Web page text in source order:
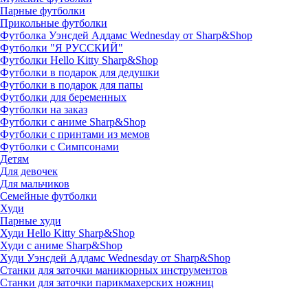
Парные футболки
Прикольные футболки
Футболка Уэнсдей Аддамс Wednesday от Sharp&Shop
Футболки "Я РУССКИЙ"
Футболки Hello Kitty Sharp&Shop
Футболки в подарок для дедушки
Футболки в подарок для папы
Футболки для беременных
Футболки на заказ
Футболки с аниме Sharp&Shop
Футболки с принтами из мемов
Футболки с Симпсонами
Детям
Для девочек
Для мальчиков
Семейные футболки
Худи
Парные худи
Худи Hello Kitty Sharp&Shop
Худи с аниме Sharp&Shop
Худи Уэнсдей Аддамс Wednesday от Sharp&Shop
Станки для заточки маникюрных инструментов
Станки для заточки парикмахерских ножниц